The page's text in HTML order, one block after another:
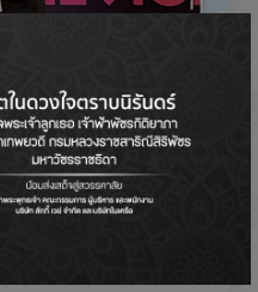
งาน TikTok Shop